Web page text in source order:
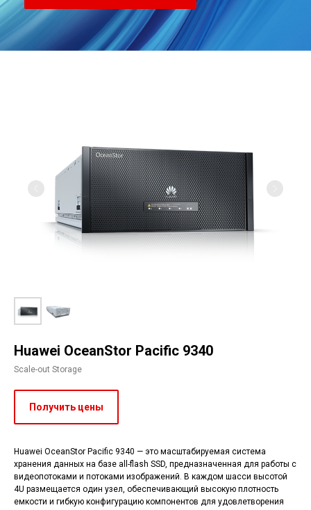
Huawei OceanStor Pacific 9340
Scale-out Storage
Получить цены
Huawei OceanStor Pacific 9340 — это масштабируемая система
хранения данных на базе all-flash SSD, предназначенная для работы с
видеопотоками и потоками изображений. В каждом шасси высотой
4U размещается один узел, обеспечивающий высокую плотность
емкости и гибкую конфигурацию компонентов для удовлетворения